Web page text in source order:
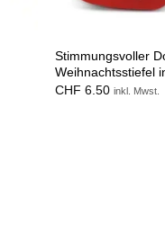
Stimmungsvoller
Weihnachtsstiefel
CHF 6.50 inkl. Mwst.